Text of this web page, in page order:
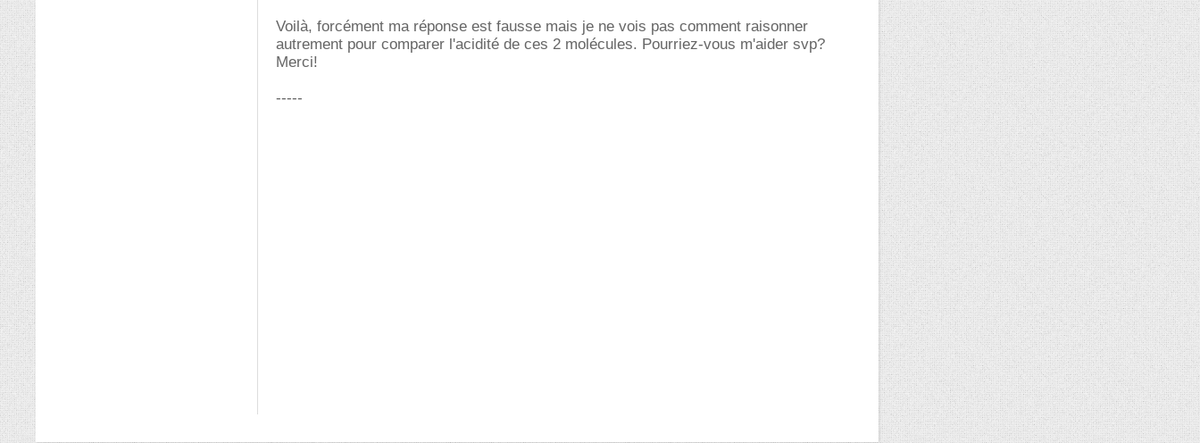
Voilà, forcément ma réponse est fausse mais je ne vois pas comment raisonner
autrement pour comparer l'acidité de ces 2 molécules. Pourriez-vous m'aider svp?
Merci!
-----